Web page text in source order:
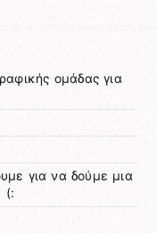
ομάδας για
για να δούμε μια
(: